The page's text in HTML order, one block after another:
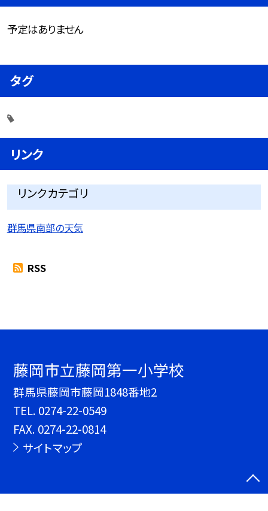
予定はありません
タグ
リンク
リンクカテゴリ
群馬県南部の天気
RSS
藤岡市立藤岡第一小学校
群馬県藤岡市藤岡1848番地2
TEL. 0274-22-0549
FAX. 0274-22-0814
サイトマップ